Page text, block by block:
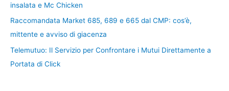
insalata e Mc Chicken
Raccomandata Market 685, 689 e 665 dal CMP: cos’è,
mittente e avviso di giacenza
Telemutuo: Il Servizio per Confrontare i Mutui Direttamente a
Portata di Click